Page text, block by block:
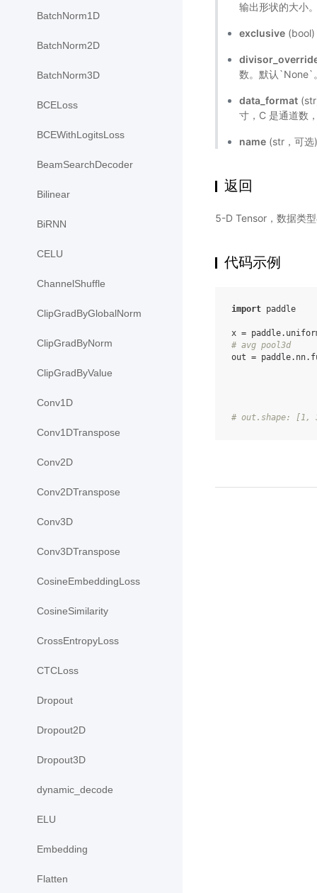
BatchNorm1D
BatchNorm2D
BatchNorm3D
BCELoss
BCEWithLogitsLoss
BeamSearchDecoder
Bilinear
BiRNN
CELU
ChannelShuffle
ClipGradByGlobalNorm
ClipGradByNorm
ClipGradByValue
Conv1D
Conv1DTranspose
Conv2D
Conv2DTranspose
Conv3D
Conv3DTranspose
CosineEmbeddingLoss
CosineSimilarity
CrossEntropyLoss
CTCLoss
Dropout
Dropout2D
Dropout3D
dynamic_decode
ELU
Embedding
Flatten
输出形状的大小
exclusive (bool)
数。默认`None`
data_format
寸，C 是通道数
name (str，可
返回
5-D Tensor，数据类
代码示例
import paddle
x = paddle.
# avg pool3d
out = paddle. nn.
# out.shape: [1,